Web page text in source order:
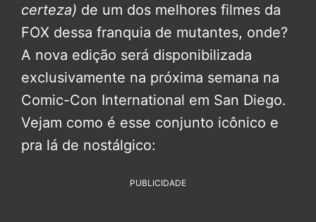
certeza) de um dos melhores filmes da
FOX dessa franquia de mutantes, onde?
A nova edição será disponibilizada
exclusivamente na próxima semana na
Comic-Con International em San Diego.
Vejam como é esse conjunto icônico e
pra lá de nostálgico:
PUBLICIDADE